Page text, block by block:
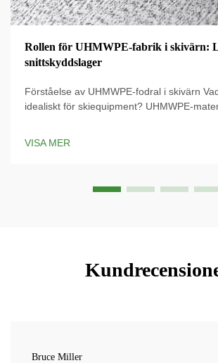
Rollen för UHMWPE-fabrik i skivärn:
snittskyddslager
Förståelse av UHMWPE-fodral i skivärn
idealiskt för skiequipment? UHMWPE-
VISA MER
Bruce Miller